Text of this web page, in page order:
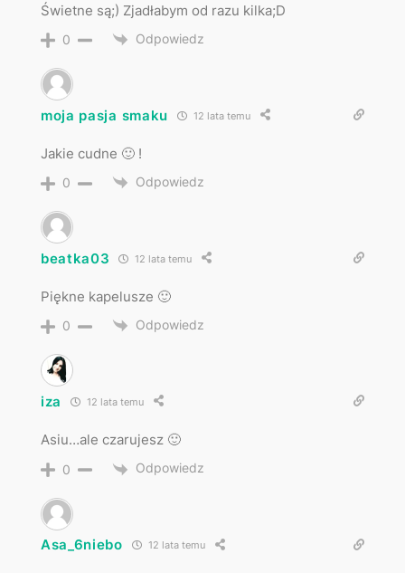
Świetne są;) Zjadłabym od razu kilka;D
0 Odpowiedz
moja pasja smaku 12 lata temu
Jakie cudne 🙂 !
0 Odpowiedz
beatka03 12 lata temu
Piękne kapelusze 🙂
0 Odpowiedz
iza 12 lata temu
Asiu…ale czarujesz 🙂
0 Odpowiedz
Asa_6niebo 12 lata temu